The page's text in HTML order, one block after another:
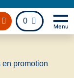
0
fichier
Menu